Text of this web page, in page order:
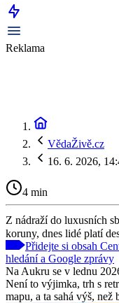
Reklama
VědaŽivě.cz
16. 6. 2026,
4 min
Z nádraží do luxusních
koruny, dnes lidé platí
Přidejte si obsah
hledání a Google zprávy
Na Aukru se v lednu
Není to výjimka, trh s
mapu, a ta sahá výš, než